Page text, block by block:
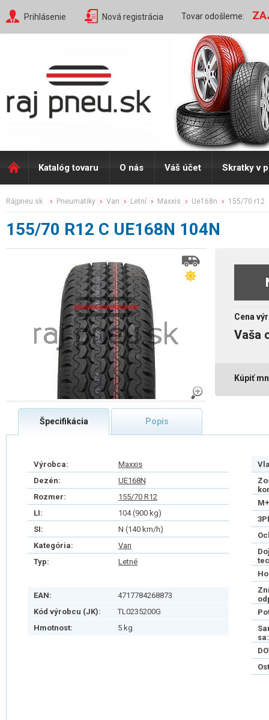
Prihlásenie Nová registrácia Tovar odošleme:
Katalóg tovaru O nás Váš účet Skratky v
rájpneu.sk pneumatiky van letní maxxis ue168n 155/70 r12
155/70 R12 C UE168N 104N
Cena
Vaša
Kúpiť
Špecifikácia Popis
Výrobca:
Maxxis
Dezén:
UE168N
Rozmer:
155/70 R12
LI:
104 (900 kg)
SI:
N (140 km/h)
Kategória:
Van
Typ:
Letné
EAN:
4717784268873
Kód výrobcu (JK):
TL0235200G
Hmotnost:
5 kg
sa: